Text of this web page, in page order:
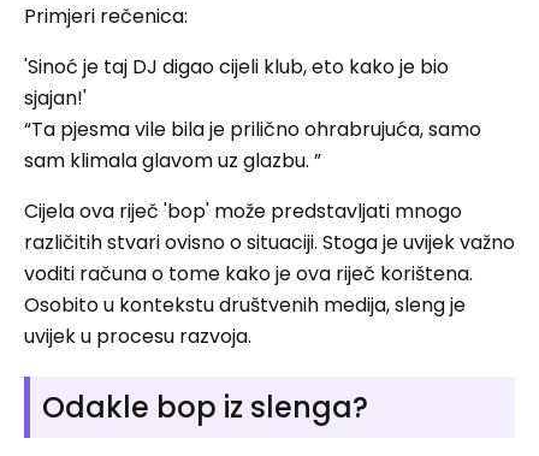
Primjeri rečenica:
'Sinoć je taj DJ digao cijeli klub, eto kako je bio
sjajan!'
“Ta pjesma vile bila je prilično ohrabrujuća, samo
sam klimala glavom uz glazbu. ”
Cijela ova riječ 'bop' može predstavljati mnogo
različitih stvari ovisno o situaciji. Stoga je uvijek važno
voditi računa o tome kako je ova riječ korištena.
Osobito u kontekstu društvenih medija, sleng je
uvijek u procesu razvoja.
Odakle bop iz slenga?